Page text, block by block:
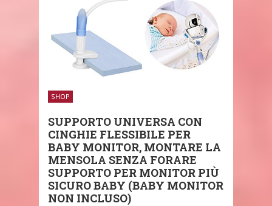
SHOP
SUPPORTO UNIVERSA CON
CINGHIE FLESSIBILE PER
BABY MONITOR, MONTARE LA
MENSOLA SENZA FORARE
SUPPORTO PER MONITOR PIÙ
SICURO BABY (BABY MONITOR
NON INCLUSO)